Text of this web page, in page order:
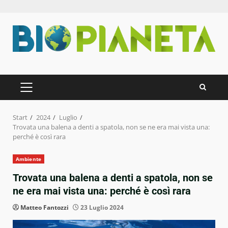
Inhalt
springen
PRIMÄRES
MENÜ
Start 2024
Luglio
Trovata una balena a denti a spatola, non se ne era mai vista una:
perché è così rara
Ambiente
Trovata una balena a denti a spatola, non se
ne era mai vista una: perché è così rara
Matteo Fantozzi 23 Luglio 2024